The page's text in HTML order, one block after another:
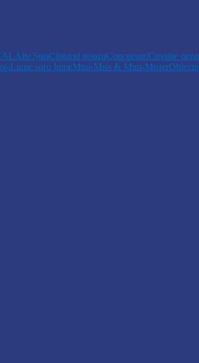
Alte ȘtiriCititorul nostruConcursuriCuvinte
Lume soro lumeMini-Miss & Mini-Mister